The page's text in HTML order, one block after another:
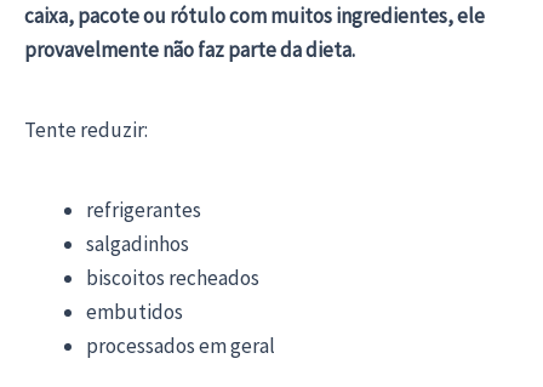
caixa, pacote ou rótulo com muitos ingredientes, ele
provavelmente não faz parte da dieta.
Tente reduzir:
refrigerantes
salgadinhos
biscoitos recheados
embutidos
processados em geral